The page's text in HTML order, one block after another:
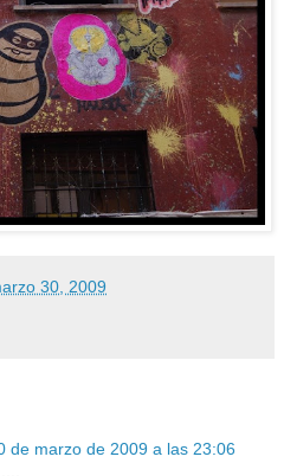
30, 2009
de marzo de 2009 a las 23:06